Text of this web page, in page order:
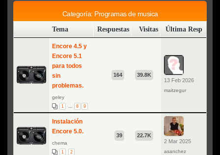
Categoría: Programas de musica
Nuevo Tema
Tema Respuestas Visitas Última Resp
Encore 4.5 y
Encore 5.1
para todos
sin
problemas.
geley
1 ... 8 9
164
39.8K
13 Feb 2026
maitzegur
Instalación
Encore 5.0.
chema
1 2
39
22.7K
2 Mar 2025
asanchez